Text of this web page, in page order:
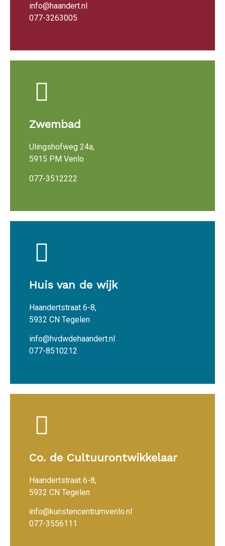
info@haandert.nl
077-3263005
Zwembad
Ulingshofweg 24a,
5915 PM Venlo
077-3512222
Huis van de wijk
Haandertstraat 6-8,
5932 CN Tegelen
info@hvdwdehaandert.nl
077-8510212
Co. de Cultuurontwikkelaar
Haandertstraat 6-8,
5932 CN Tegelen
info@kunstencentrumvenlo.nl
077-3556111